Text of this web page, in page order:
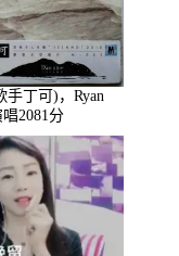
丁可)，Ryan
2081分